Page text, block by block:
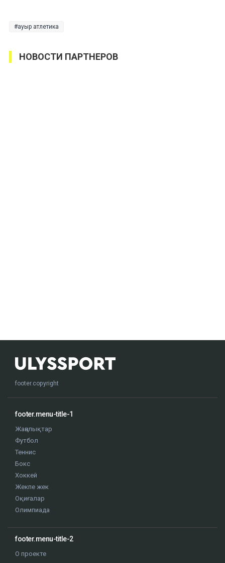
ауыр атлетика
НОВОСТИ ПАРТНЕРОВ
footer.copyright
footer.menu-title-1
Жаңалықтар
Футбол
Теннис
Бокс
Хоккей
Жекпе жек
Оқиғалар
Олимпиада
footer.menu-title-2
О проекте